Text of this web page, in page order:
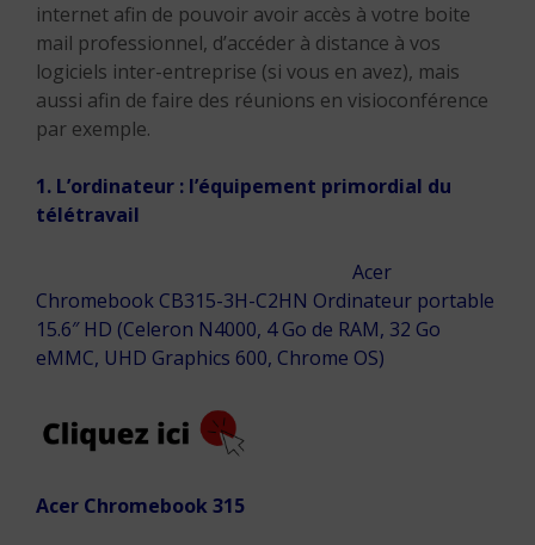
internet afin de pouvoir avoir accès à votre boite
mail professionnel, d’accéder à distance à vos
logiciels inter-entreprise (si vous en avez), mais
aussi afin de faire des réunions en visioconférence
par exemple.
1. L’ordinateur : l’équipement primordial du
télétravail
Acer
Chromebook CB315-3H-C2HN Ordinateur portable
15.6″ HD (Celeron N4000, 4 Go de RAM, 32 Go
eMMC, UHD Graphics 600, Chrome OS)
Acer Chromebook 315